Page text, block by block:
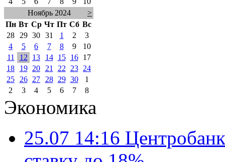
Ноябрь 2024
>
Пн Вт Ср Чт Пт Сб Вс
28
29 30 31 1 2
3
4
5 6 7 8 9
10
11
12 13 14 15 16
17
18
19 20 21 22 23
24
25
26 27 28 29 30
1
2
3 4 5 6 7 8
Экономика
25.07 14:16